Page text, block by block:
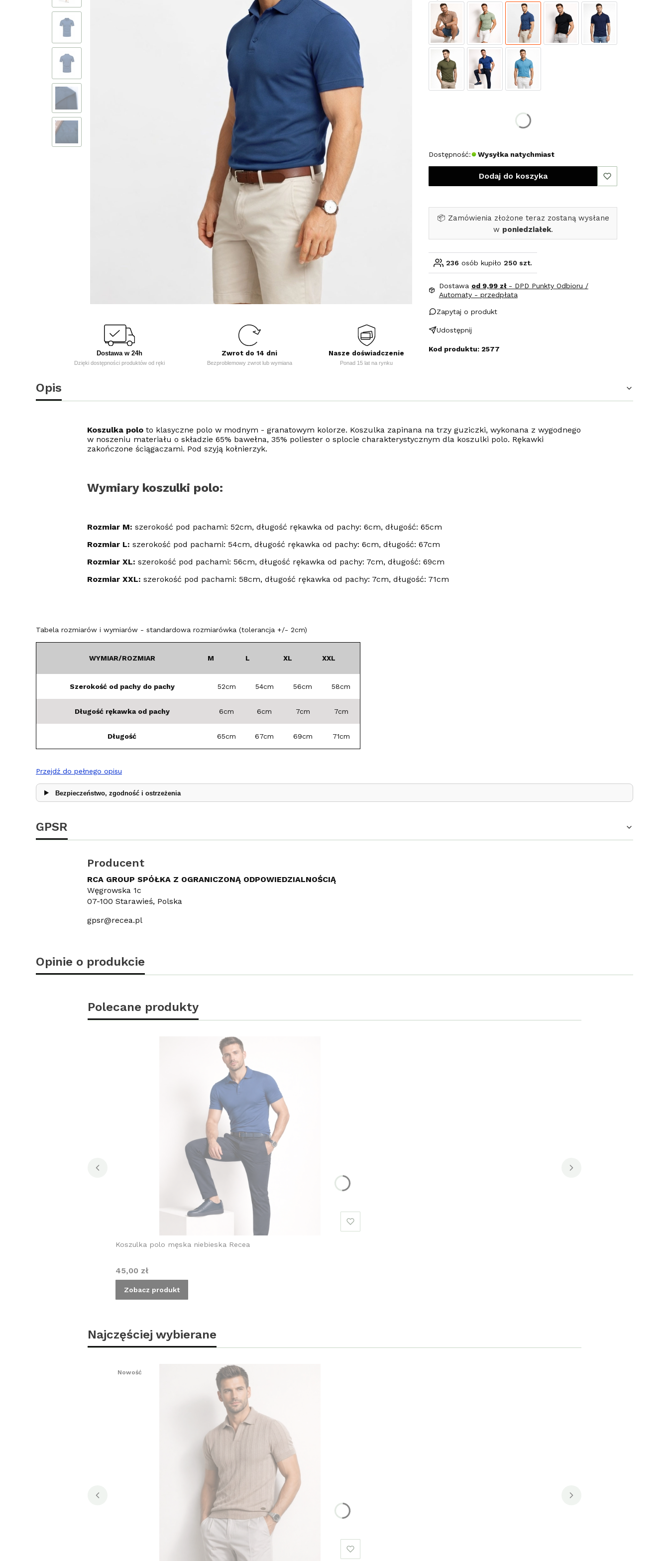
Dostawa w 24h
Dzięki dostępności produktów od ręki
Zwrot do 14 dni
Bezproblemowy zwrot lub wymiana
Nasze doświadczenie
Ponad 15 lat na rynku
Dostępność: Wysyłka natychmiast
Dodaj do koszyka
📦 Zamówienia złożone teraz zostaną wysłane
w poniedziałek.
236 osób kupiło250 szt.
Dostawa od 9,99 zł - DPD Punkty Odbioru /
Automaty - przedpłata
Zapytaj o produkt
Udostępnij
Kod produktu: 2577
Opis
Koszulka polo to klasyczne polo w modnym - granatowym kolorze. Koszulka zapinana na trzy guziczki, wykonana z wygodnego
w noszeniu materiału o składzie 65% bawełna, 35% poliester o splocie charakterystycznym dla koszulki polo. Rękawki
zakończone ściągaczami. Pod szyją kołnierzyk.
Wymiary koszulki polo:
Rozmiar M: szerokość pod pachami: 52cm, długość rękawka od pachy: 6cm, długość: 65cm
Rozmiar L: szerokość pod pachami: 54cm, długość rękawka od pachy: 6cm, długość: 67cm
Rozmiar XL: szerokość pod pachami: 56cm, długość rękawka od pachy: 7cm, długość: 69cm
Rozmiar XXL: szerokość pod pachami: 58cm, długość rękawka od pachy: 7cm, długość: 71cm
Tabela rozmiarów i wymiarów - standardowa rozmiarówka (tolerancja +/- 2cm)
WYMIAR/ROZMIAR M L XL XXL
Szerokość od pachy do pachy 52cm 54cm 56cm 58cm
Długość rękawka od pachy 6cm 6cm 7cm 7cm
Długość 65cm 67cm 69cm 71cm
Przejdź do pełnego opisu
Bezpieczeństwo, zgodność i ostrzeżenia
GPSR
Producent
RCA GROUP SPÓŁKA Z OGRANICZONĄ ODPOWIEDZIALNOŚCIĄ
Węgrowska 1c
07-100 Starawieś, Polska
gpsr@recea.pl
Opinie o produkcie
Polecane produkty
Koszulka polo męska niebieska Recea
Cena
45,00 zł
Zobacz produkt
Najczęściej wybierane
Nowość